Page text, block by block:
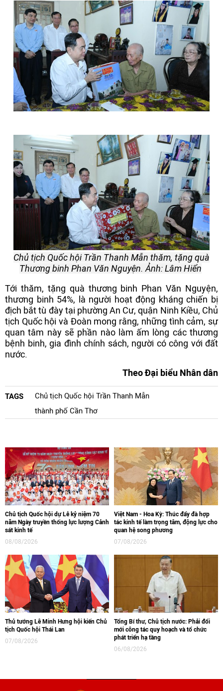
Chủ tịch Quốc hội Trần Thanh Mẫn thăm, tặng quà
Thương binh Phan Văn Nguyện. Ảnh: Lâm Hiển
Tới thăm, tặng quà thương binh Phan Văn Nguyện,
thương binh 54%, là người hoạt động kháng chiến bị
địch bắt tù đày tại phường An Cư, quận Ninh Kiều, Chủ
tịch Quốc hội và Đoàn mong rằng, những tình cảm, sự
quan tâm này sẽ phần nào làm ấm lòng các thương
bệnh binh, gia đình chính sách, người có công với đất
nước.
Theo Đại biểu Nhân dân
TAGS
Chủ tịch Quốc hội Trần Thanh Mẫn
thành phố Cần Thơ
Chủ tịch Quốc hội dự Lễ kỷ niệm 70
năm Ngày truyền thống lực lượng Cảnh
sát kinh tế
08/08/2026
Việt Nam - Hoa Kỳ: Thúc đẩy đà hợp
tác kinh tế làm trọng tâm, động lực cho
quan hệ song phương
07/08/2026
Thủ tướng Lê Minh Hưng hội kiến Chủ
tịch Quốc hội Thái Lan
07/08/2026
Tổng Bí thư, Chủ tịch nước: Phải đổi
mới công tác quy hoạch và tổ chức
phát triển hạ tầng
06/08/2026